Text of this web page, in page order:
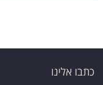
כתבו אלינו